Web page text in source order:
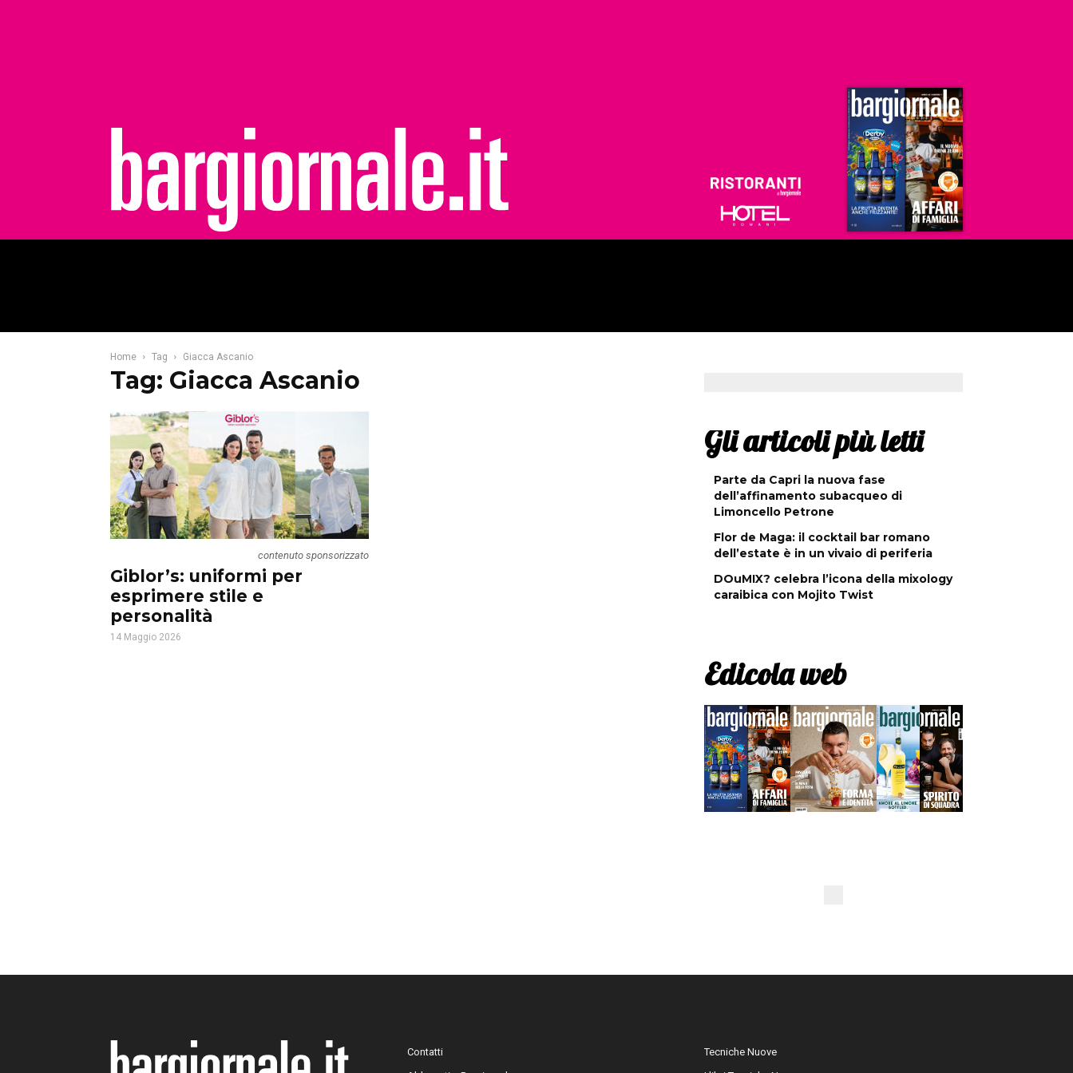
Ristoranti
Hoteldomani
Home Tag Giacca Ascanio
Tag: Giacca Ascanio
contenuto sponsorizzato
Giblor’s: uniformi per
esprimere stile e
personalità
14 Maggio 2026
Gli articoli più letti
Parte da Capri la nuova fase
dell’affinamento subacqueo di
Limoncello Petrone
Flor de Maga: il cocktail bar romano
dell’estate è in un vivaio di periferia
DOuMIX? celebra l’icona della mixology
caraibica con Mojito Twist
Edicola web
Contatti
Tecniche Nuove